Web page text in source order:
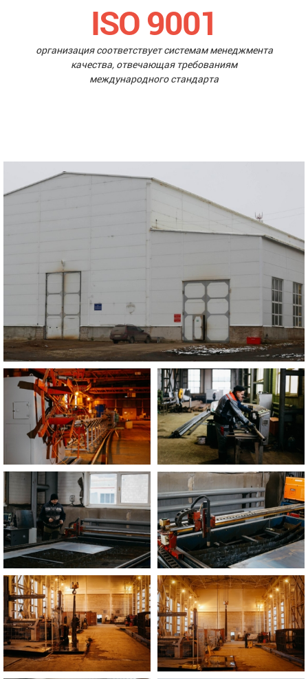
ISO 9001
организация соответствует системам менеджмента
качества, отвечающая требованиям
международного стандарта